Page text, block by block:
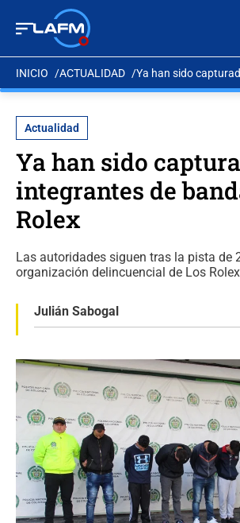
INICIO ACTUALIDAD Ya han sido
Actualidad
Ya han sido
integrantes de
Rolex
Las autoridades siguen tras la pista de
organización delincuencial de Los
Julián Sabogal